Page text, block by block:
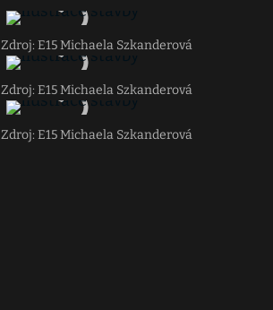
Zdroj: E15 Michaela Szkanderová
Zdroj: E15 Michaela Szkanderová
Zdroj: E15 Michaela Szkanderová